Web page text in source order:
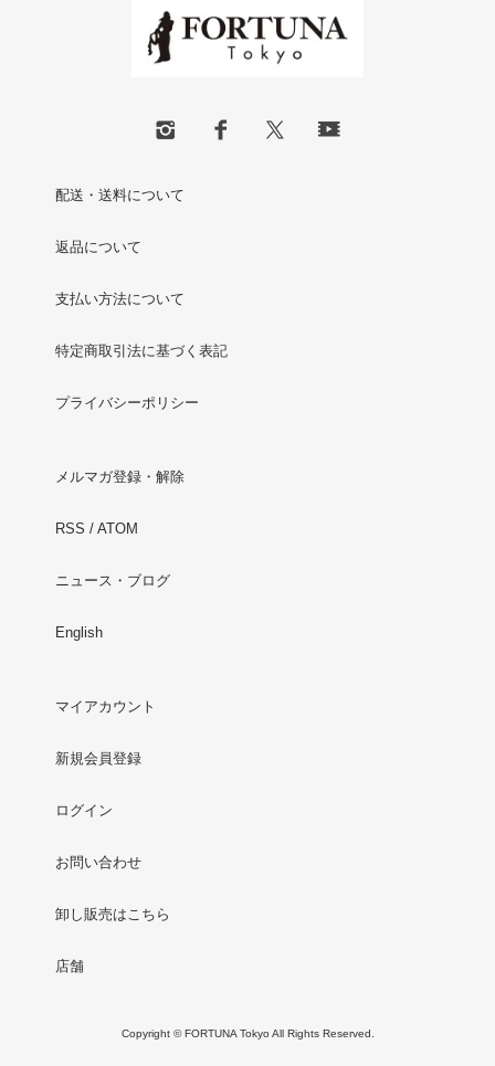
配送・送料について
返品について
支払い方法について
特定商取引法に基づく表記
プライバシーポリシー
メルマガ登録・解除
RSS / ATOM
ニュース・ブログ
English
マイアカウント
新規会員登録
ログイン
お問い合わせ
卸し販売はこちら
店舗
Copyright © FORTUNA Tokyo All Rights Reserved.